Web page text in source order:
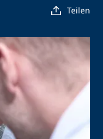
Teilen